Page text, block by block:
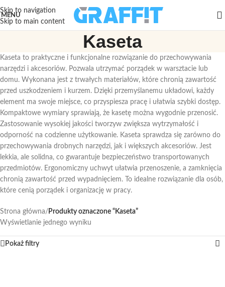
Skip to navigation
Skip to main content
MENU
Kaseta
Kaseta to praktyczne i funkcjonalne rozwiązanie do przechowywania
narzędzi i akcesoriów. Pozwala utrzymać porządek w warsztacie lub
domu. Wykonana jest z trwałych materiałów, które chronią zawartość
przed uszkodzeniem i kurzem. Dzięki przemyślanemu układowi, każdy
element ma swoje miejsce, co przyspiesza pracę i ułatwia szybki dostęp.
Kompaktowe wymiary sprawiają, że kasetę można wygodnie przenosić.
Zastosowanie wysokiej jakości tworzyw zwiększa wytrzymałość i
odporność na codzienne użytkowanie. Kaseta sprawdza się zarówno do
przechowywania drobnych narzędzi, jak i większych akcesoriów. Jest
lekkia, ale solidna, co gwarantuje bezpieczeństwo transportowanych
przedmiotów. Ergonomiczny uchwyt ułatwia przenoszenie, a zamknięcia
chronią zawartość przed wypadnięciem. To idealne rozwiązanie dla osób,
które cenią porządek i organizację w pracy.
Strona główna/ Produkty oznaczone “Kaseta”
Wyświetlanie jednego wyniku
Pokaż filtry